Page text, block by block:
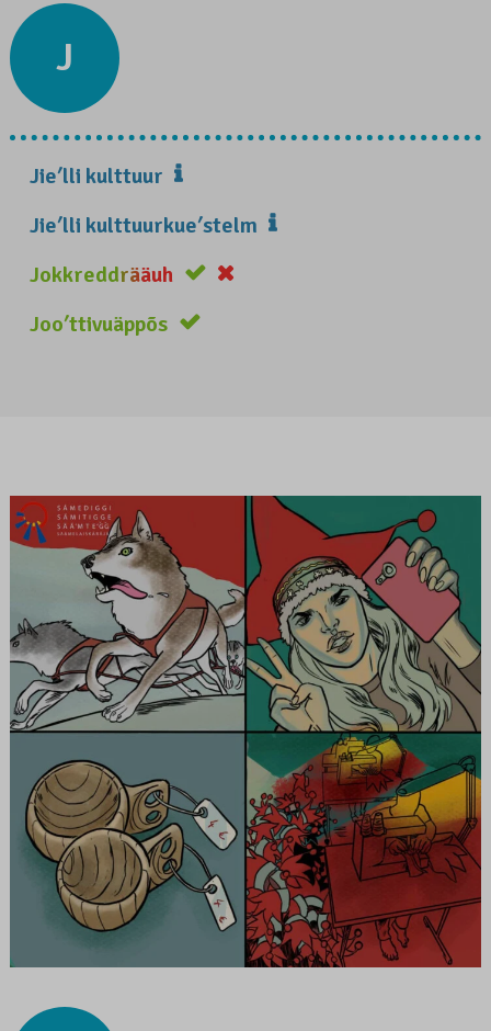
J
Jieʹlli kulttuur
Jieʹlli kulttuurkueʹstelm
Jokkreddrääuh
Jooʹttivuäppõs